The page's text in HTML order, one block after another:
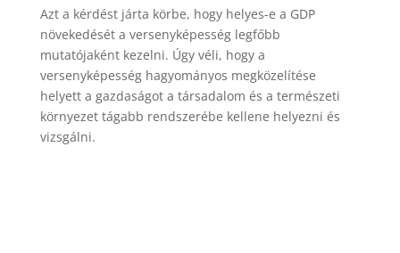
Azt a kérdést járta körbe, hogy helyes-e a GDP
növekedését a versenyképesség legfőbb
mutatójaként kezelni. Úgy véli, hogy a
versenyképesség hagyományos megközelítése
helyett a gazdaságot a társadalom és a természeti
környezet tágabb rendszerébe kellene helyezni és
vizsgálni.